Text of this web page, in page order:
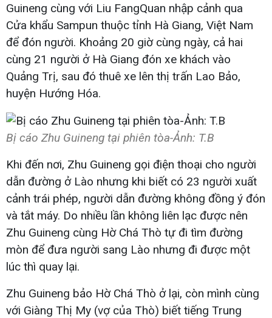
Guineng cùng với Liu FangQuan nhập cảnh qua
Cửa khẩu Sampun thuộc tỉnh Hà Giang, Việt Nam
để đón người. Khoảng 20 giờ cùng ngày, cả hai
cùng 21 người ở Hà Giang đón xe khách vào
Quảng Trị, sau đó thuê xe lên thị trấn Lao Bảo,
huyện Hướng Hóa.
Bị cáo Zhu Guineng tại phiên tòa-Ảnh: T.B
Khi đến nơi, Zhu Guineng gọi điện thoại cho người
dẫn đường ở Lào nhưng khi biết có 23 người xuất
cảnh trái phép, người dẫn đường không đồng ý đón
và tắt máy. Do nhiều lần không liên lạc được nên
Zhu Guineng cùng Hờ Chá Thò tự đi tìm đường
mòn để đưa người sang Lào nhưng đi được một
lúc thì quay lại.
Zhu Guineng bảo Hờ Chá Thò ở lại, còn mình cùng
với Giàng Thị My (vợ của Thò) biết tiếng Trung